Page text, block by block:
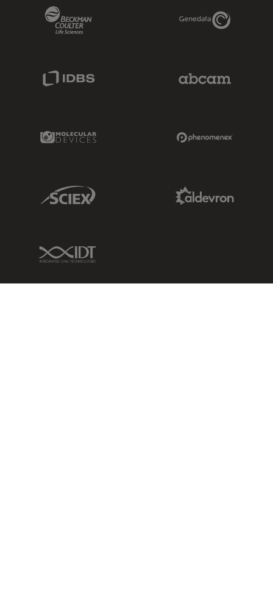
Genedata Link
Molecular Devices Link
Sciex Link
IDT Link